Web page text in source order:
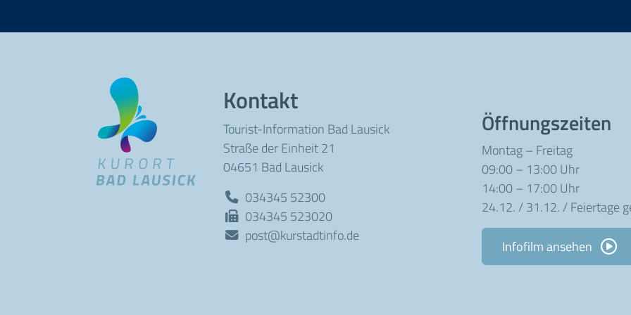
Kontakt
Tourist-Information Bad Lausick
Straße der Einheit 21
04651 Bad Lausick
034345 52300
034345 523020
post@kurstadtinfo.de
Öffnungszeiten
Montag – Freitag
09:00 – 13:00 Uhr
14:00 – 17:00 Uhr
24.12. / 31.12. / Feiertage
Infofilm ansehen